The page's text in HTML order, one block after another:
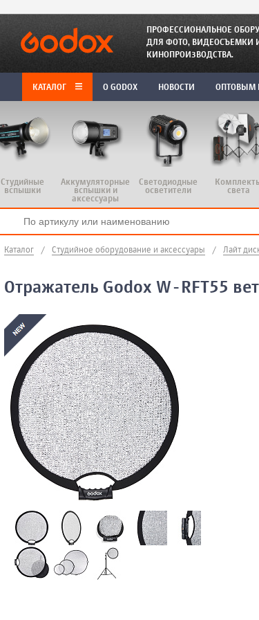
ПРОФЕССИОНАЛЬНОЕ
ДЛЯ ФОТО, ВИДЕОСЪЕМКИ
КИНОПРОИЗВОДСТВА.
КАТАЛОГ O GODOX НОВОСТИ ОПТОВЫМ
Студийные
вспышки
Аккумуляторные
вспышки и
аксессуары
Светодиодные
осветители
Комплекты
света
Каталог / Студийное оборудование и аксессуары / Лайт
Отражатель Godox W-RFT55